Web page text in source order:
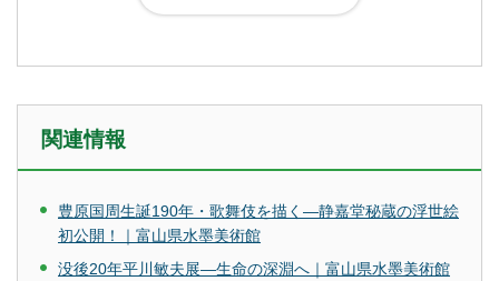
関連情報
豊原国周生誕190年・歌舞伎を描く―静嘉堂秘蔵の浮世絵
初公開！｜富山県水墨美術館
没後20年平川敏夫展―生命の深淵へ｜富山県水墨美術館